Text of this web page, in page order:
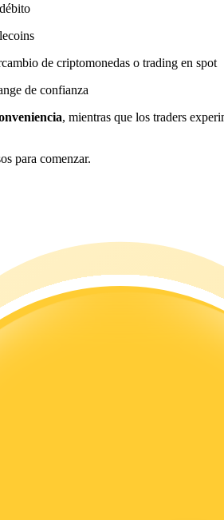
de criptomonedas o trading en spot
de confianza
, mientras que los traders
para comenzar.